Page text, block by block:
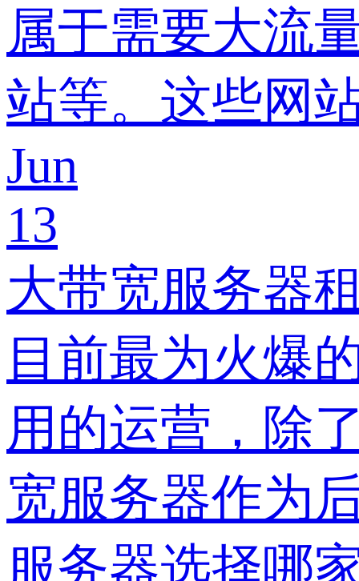
属于需要大流
站等。这些网
Jun
13
大带宽服务器
目前最为火爆
用的运营，除
宽服务器作为
服务器选择哪